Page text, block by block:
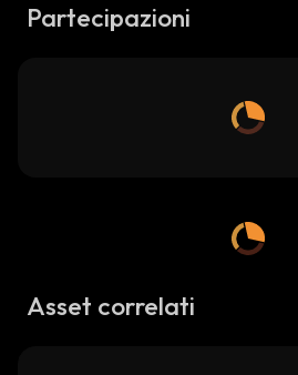
Partecipazioni
Asset correlati